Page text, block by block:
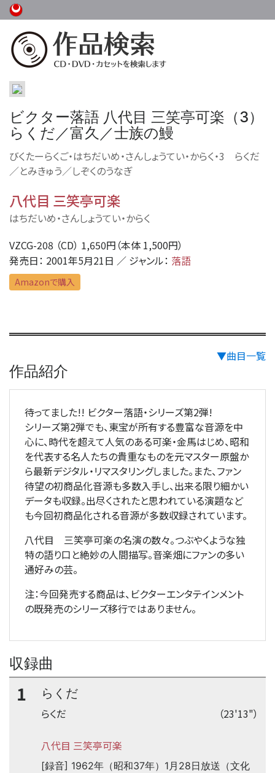
ビクター落語 八代目 三笑亭可楽（3）
らくだ／富久／士族の鰻
びくたーらくご・はちだいめ・さんしょうてい・からく・3 らくだ
／とみきゅう／しぞくのうなぎ
八代目 三笑亭可楽
はちだいめ・さんしょうてい・からく
VZCG-208 （CD） 1,650円（本体 1,500円）
発売日： 2001年5月21日 ／ ジャンル： 落語
Amazonで購入
▼曲目一覧
作品紹介
待ってました!! ビクター落語・シリーズ第2弾!
シリーズ第2弾でも、東宝が所有する豊富な音源を中
心に、時代を超えて人気のある可楽・金馬はじめ、昭和
を代表する名人たちの貴重なものを元マスター原盤か
ら最新デジタル・リマスタリングしました。また、ファン
待望の初商品化音源も多数入手し、出来る限り細かい
データも収録。出尽くされたと思われている演題など
も今回初商品化される音源が多数収録されています。
八代目 三笑亭可楽の名演の数々。つぶやくような独
特の語り口と絶妙の人間描写。音楽畑にファンの多い
通好みの芸。
注：今回発売する商品は、ビクターエンタテインメント
の既発売のシリーズ移行ではありません。
収録曲
1
らくだ
（23'13"）
らくだ
八代目 三笑亭可楽
[録音] 1962年（昭和37年）1月28日放送（文化